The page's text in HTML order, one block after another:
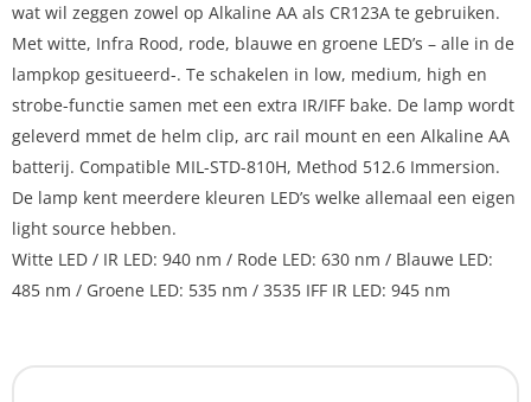
wat wil zeggen zowel op Alkaline AA als CR123A te gebruiken.
Met witte, Infra Rood, rode, blauwe en groene LED’s – alle in de
lampkop gesitueerd-. Te schakelen in low, medium, high en
strobe-functie samen met een extra IR/IFF bake. De lamp wordt
geleverd mmet de helm clip, arc rail mount en een Alkaline AA
batterij. Compatible MIL-STD-810H, Method 512.6 Immersion.
De lamp kent meerdere kleuren LED’s welke allemaal een eigen
light source hebben.
Witte LED / IR LED: 940 nm / Rode LED: 630 nm / Blauwe LED:
485 nm / Groene LED: 535 nm / 3535 IFF IR LED: 945 nm